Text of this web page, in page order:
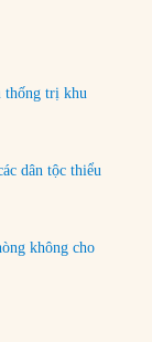
thống trị khu
dân tộc thiểu
không cho